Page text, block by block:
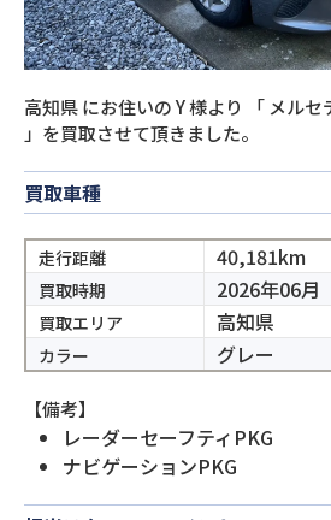
高知県にお住いのY様より 「 メルセ
」を買取させて頂きました。
買取車種
走行距離 40,181km
買取時期 2026年06月
買取エリア 高知県
カラー グレー
【備考】
レーダーセーフティPKG
ナビゲーションPKG